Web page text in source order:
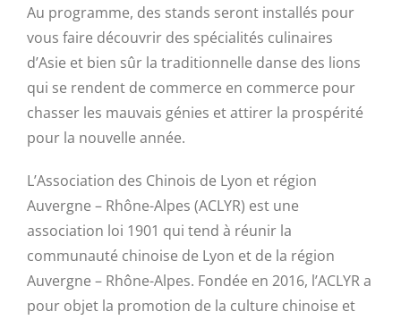
Au programme, des stands seront installés pour
vous faire découvrir des spécialités culinaires
d’Asie et bien sûr la traditionnelle danse des lions
qui se rendent de commerce en commerce pour
chasser les mauvais génies et attirer la prospérité
pour la nouvelle année.
L’Association des Chinois de Lyon et région
Auvergne – Rhône-Alpes (ACLYR) est une
association loi 1901 qui tend à réunir la
communauté chinoise de Lyon et de la région
Auvergne – Rhône-Alpes. Fondée en 2016, l’ACLYR a
pour objet la promotion de la culture chinoise et